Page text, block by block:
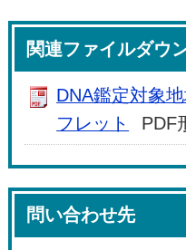
関連ファイルダウ
DNA鑑定対象
フレット
PDF
問い合わせ先